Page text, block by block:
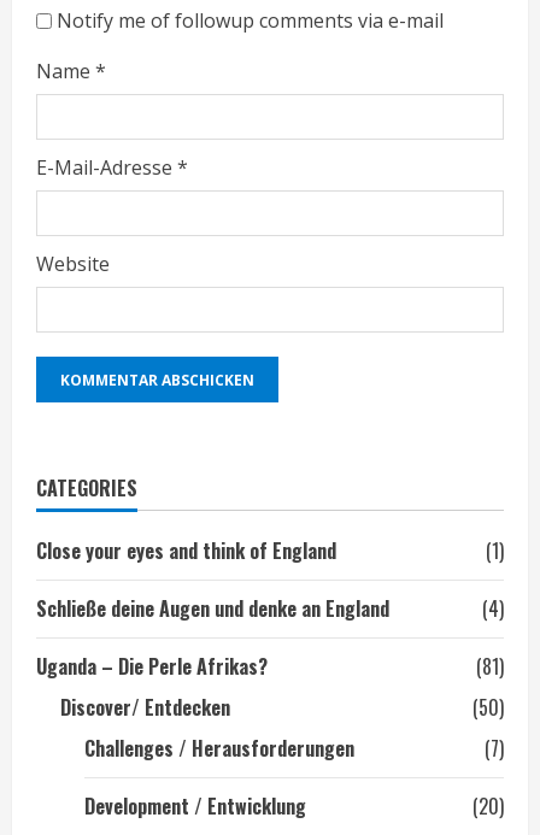
Notify me of followup comments via e-mail
Name *
E-Mail-Adresse *
Website
CATEGORIES
Close your eyes and think of England
(1)
Schließe deine Augen und denke an England
(4)
Uganda – Die Perle Afrikas?
(81)
Discover/ Entdecken
(50)
Challenges / Herausforderungen
(7)
Development / Entwicklung
(20)